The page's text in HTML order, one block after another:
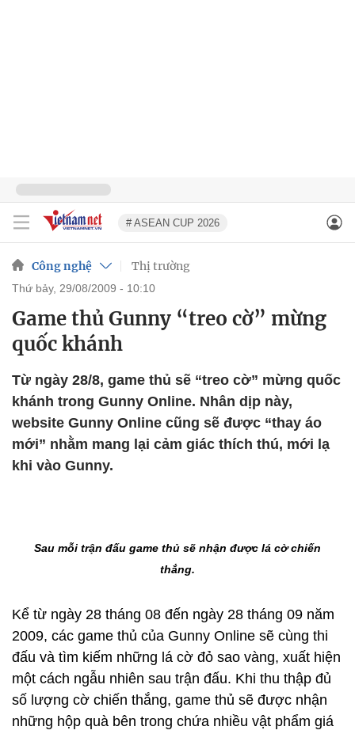
# ASEAN CUP 2026
Công nghệ Thị trường
thứ bảy, 29/08/2009 - 10:10
Game thủ Gunny “treo cờ” mừng
quốc khánh
Từ ngày 28/8, game thủ sẽ “treo cờ” mừng quốc
khánh trong Gunny Online. Nhân dịp này,
website Gunny Online cũng sẽ được “thay áo
mới” nhằm mang lại cảm giác thích thú, mới lạ
khi vào Gunny.
Sau mỗi trận đấu game thủ sẽ nhận được lá cờ chiến
thắng.
Kể từ ngày 28 tháng 08 đến ngày 28 tháng 09 năm
2009, các game thủ của Gunny Online sẽ cùng thi
đấu và tìm kiếm những lá cờ đỏ sao vàng, xuất hiện
một cách ngẫu nhiên sau trận đấu. Khi thu thập đủ
số lượng cờ chiến thắng, game thủ sẽ được nhận
những hộp quà bên trong chứa nhiều vật phẩm giá